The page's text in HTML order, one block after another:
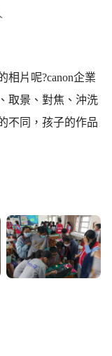
相片呢?canon企業
取景、對焦、沖洗
不同，孩子的作品